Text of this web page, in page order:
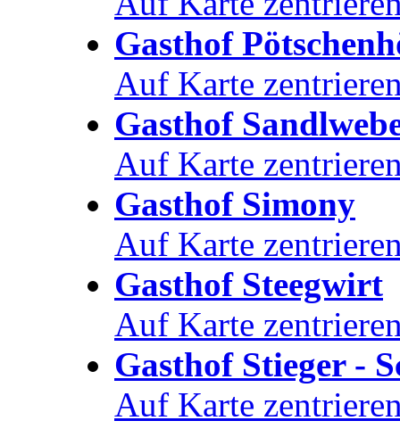
Gasthof
Auf Karte
Gasthof
Auf Karte
Gasthof Simony
Auf Karte
Gasthof Steegwirt
Auf Karte
Gasthof Stieger -
Auf Karte